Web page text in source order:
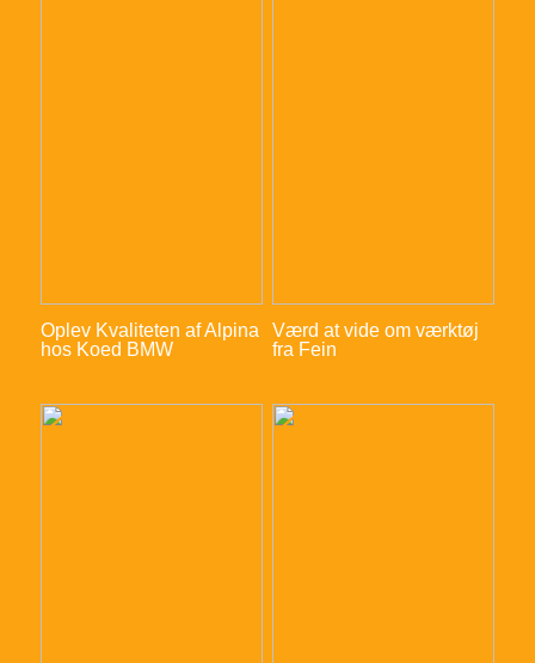
Oplev Kvaliteten af Alpina
hos Koed BMW
Værd at vide om værktøj
fra Fein